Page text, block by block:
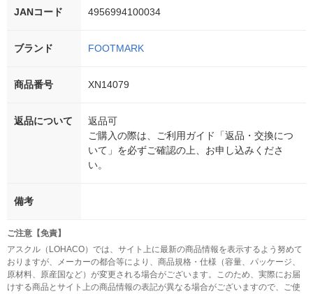
JANコード 4956994100034
ブランド FOOTMARK
商品番号 XN14079
返品について
返品可
ご購入の際は、ご利用ガイド「返品・交換につ
いて」を必ずご確認の上、お申し込みくださ
い。
備考
ご注意【免責】
アスクル（LOHACO）では、サイト上に最新の商品情報を表示するよう努めて
おりますが、メーカーの都合等により、商品規格・仕様（容量、パッケージ、
原材料、原産国など）が変更される場合がございます。このため、実際にお届
けする商品とサイト上の商品情報の表記が異なる場合がございますので、ご使